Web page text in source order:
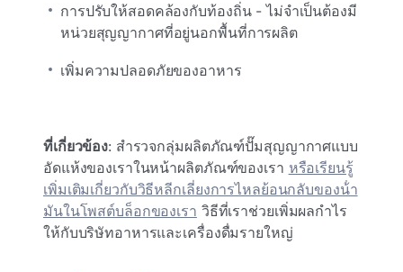
การปรับให้สอดคล้องกับท้องถิ่น - ไม่จําเป็นต้องมี
หน่วยสุญญากาศที่อยู่นอกพื้นที่การผลิต
เพิ่มความปลอดภัยของอาหาร
ที่เกี่ยวข้อง: สํารวจกลุ่มผลิตภัณฑ์ปั๊มสุญญากาศแบบ
อัดแห้งของเราในหน้าผลิตภัณฑ์ของเรา หรือเรียนรู้
เพิ่มเติมเกี่ยวกับวิธีหลีกเลี่ยงการไหลย้อนกลับของน้ํา
มันในโพสต์บล็อกของเรา วิธีที่เราช่วยเพิ่มผลกําไร
ให้กับบริษัทอาหารและเครื่องดื่มรายใหญ่